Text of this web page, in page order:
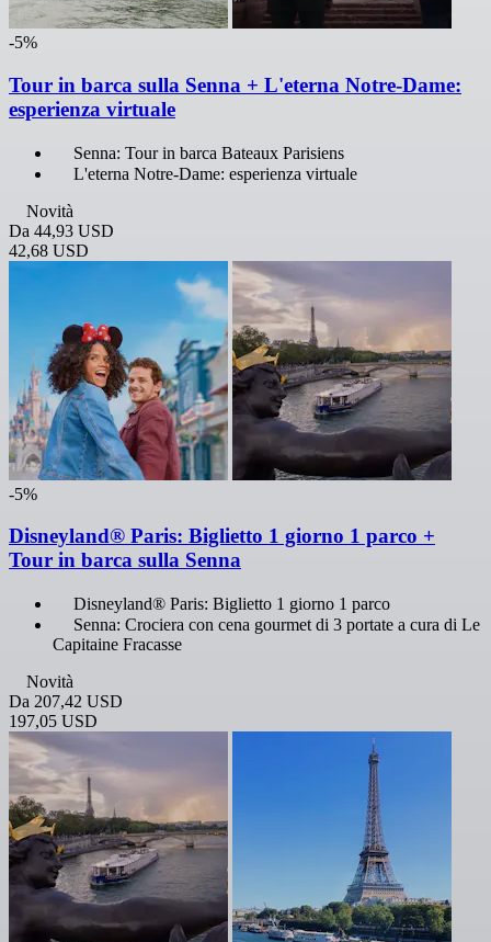
-5%
Tour in barca sulla Senna + L'eterna Notre-Dame:
esperienza virtuale
Senna: Tour in barca Bateaux Parisiens
L'eterna Notre-Dame: esperienza virtuale
Novità
Da 44,93 USD
42,68 USD
-5%
Disneyland® Paris: Biglietto 1 giorno 1 parco +
Tour in barca sulla Senna
Disneyland® Paris: Biglietto 1 giorno 1 parco
Senna: Crociera con cena gourmet di 3 portate a cura di Le
Capitaine Fracasse
Novità
Da 207,42 USD
197,05 USD